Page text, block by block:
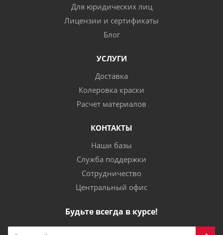
Для юридических лиц
Лицензии и сертификаты
Блог
УСЛУГИ
Доставка
Колеровка краски
Расчет материалов
КОНТАКТЫ
Наши базы
Служба поддержки
Сотрудничество
Центральный офис
Будьте всегда в курсе!